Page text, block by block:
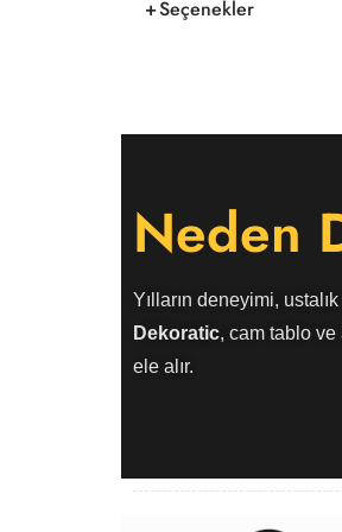
Seçenekler
Neden
Yılların deneyimi,
Dekoratic, cam tablo
ele alır.